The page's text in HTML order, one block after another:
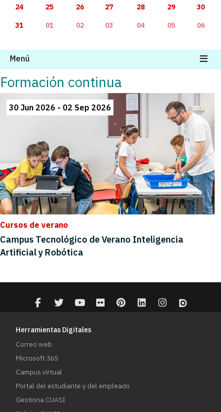
24 25 26 27 28 29 30
31 01 02 03 04 05 06
Menú
Formación continua
30 Jun 2026 - 02 Sep 2026
Cursos de verano
Campus Tecnológico de Verano Inteligencia
Artificial y Robótica
Herramientas Digitales
Correo web
Microsoft 365
Campus virtual
Portal del estudiante y del empleado
Gestiona CUASI